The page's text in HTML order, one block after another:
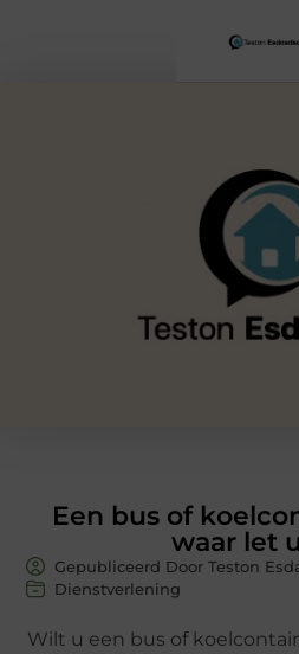
Een bus of
waar let
Gepubliceerd Door Teston
Dienstverlening
Wilt u een bus of